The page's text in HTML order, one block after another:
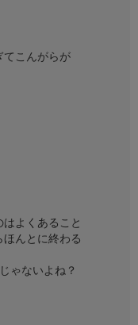
てこんがらが
よくあること
んとに終わる
ゃないよね？